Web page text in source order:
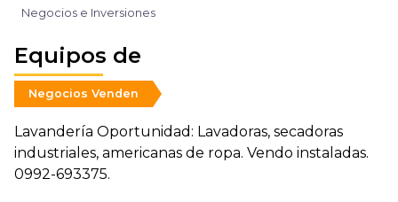
Negocios e Inversiones
Equipos de
Negocios Venden
Lavandería Oportunidad: Lavadoras, secadoras
industriales, americanas de ropa. Vendo instaladas.
0992-693375.